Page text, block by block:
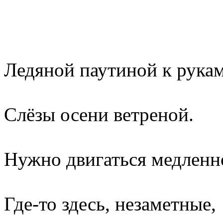
Ледяной паутиной к
Слёзы осени ветреной.
Нужно двигаться
Где-то здесь, незаметные,